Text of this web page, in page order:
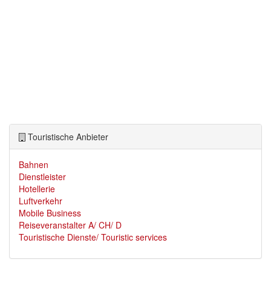
Touristische Anbieter
Bahnen
Dienstleister
Hotellerie
Luftverkehr
Mobile Business
Reiseveranstalter A/ CH/ D
Touristische Dienste/ Touristic services